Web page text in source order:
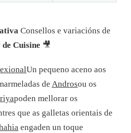
Consellos e variacións de
Cuisine 🎥
Un pequeno aceno aos
de Androsou os
poden mellorar os
que as galletas orientais de
engaden un toque